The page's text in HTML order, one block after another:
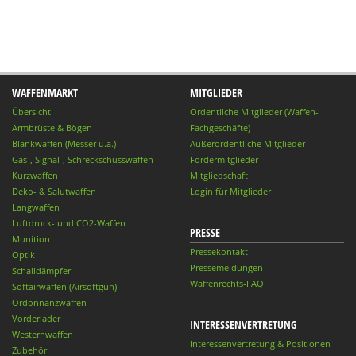
WAFFENMARKT
Übersicht
Armbrüste & Bögen
Blankwaffen (Messer u.ä.)
Gas-, Signal-, Schreckschusswaffen
Kurzwaffen
Deko- & Salutwaffen
Langwaffen
Luftdruck- und CO2-Waffen
Munition
Optik
Schalldämpfer
Softairwaffen (Airsoftgun)
Ordonnanzwaffen
Vorderlader
Westernwaffen
Zubehör
MITGLIEDER
Ordentliche Mitglieder (Waffen-
Fachgeschäfte)
Außerordentliche Mitglieder
Fördermitglieder
Mitgliedschaft
Login für Mitglieder
PRESSE
Pressekontakt
Pressemeldungen
Waffenrechts-FAQ
INTERESSENVERTRETUNG
Interessenvertretung & Positionen